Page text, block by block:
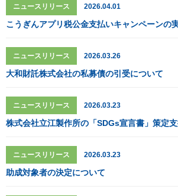
ニュースリリース 2026.04.01
こうぎんアプリ税公金支払いキャンペーンの
ニュースリリース 2026.03.26
大和財託株式会社の私募債の引受について
ニュースリリース 2026.03.23
株式会社立江製作所の「SDGs宣言書」策定
ニュースリリース 2026.03.23
助成対象者の決定について